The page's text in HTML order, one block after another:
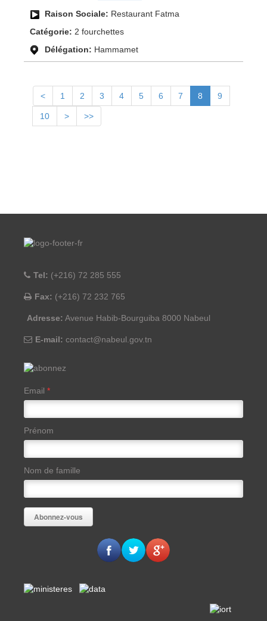
Raison Sociale: Restaurant Fatma
Catégorie: 2 fourchettes
Délégation: Hammamet
< 1 2 3 4 5 6 7 8 9
10 > >>
Tel: (+216) 72 285 555
Fax: (+216) 72 232 765
Adresse: Avenue Habib-Bourguiba 8000 Nabeul
E-mail: contact@nabeul.gov.tn
Email *
Prénom
Nom de famille